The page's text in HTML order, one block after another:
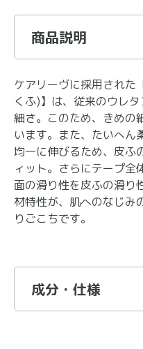
商品説明
ケアリーヴに採用された
くふ)】は、従来のウレ
細さ。このため、きめの
います。また、たいへん
均一に伸びるため、皮ふ
ィット。さらにテープ全
面の滑り性を皮ふの滑り
材特性が、肌へのなじみ
りごこちです。
成分・仕様